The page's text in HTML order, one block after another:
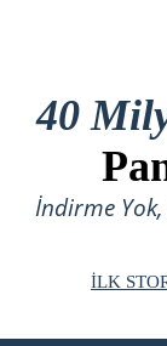
40
İndirme
İLK